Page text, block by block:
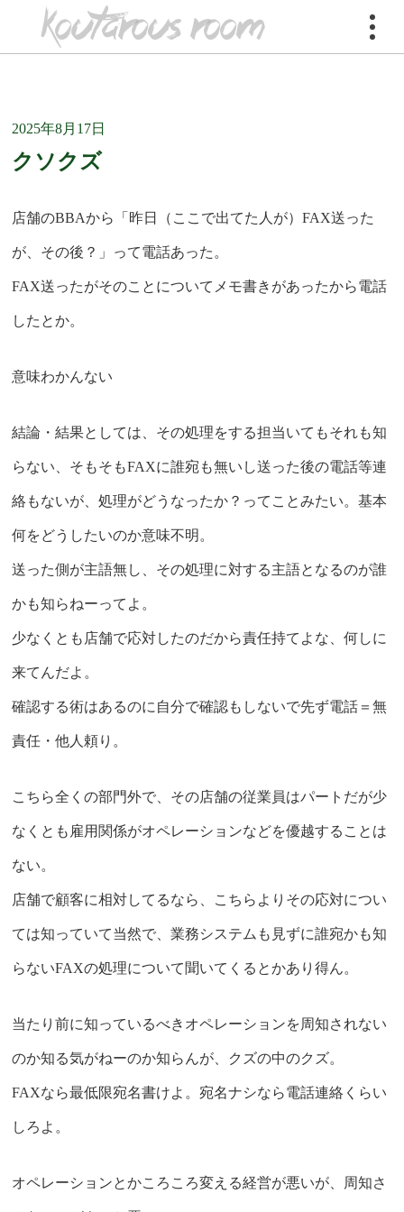
koutarous room
ブラック企業
クソクズ
2025年8月17日
店舗のBBAから「昨日（ここで出てた人が）FAX送った
が、その後？」って電話あった。
FAX送ったがそのことについてメモ書きがあったから電話
したとか。
意味わかんない
結論・結果としては、その処理をする担当いてもそれも知
らない、そもそもFAXに誰宛も無いし送った後の電話等連
絡もないが、処理がどうなったか？ってことみたい。基本
何をどうしたいのか意味不明。
送った側が主語無し、その処理に対する主語となるのが誰
かも知らねーってよ。
少なくとも店舗で応対したのだから責任持てよな、何しに
来てんだよ。
確認する術はあるのに自分で確認もしないで先ず電話＝無
責任・他人頼り。
こちら全くの部門外で、その店舗の従業員はパートだが少
なくとも雇用関係がオペレーションなどを優越することは
ない。
店舗で顧客に相対してるなら、こちらよりその応対につい
ては知っていて当然で、業務システムも見ずに誰宛かも知
らないFAXの処理について聞いてくるとかあり得ん。
当たり前に知っているべきオペレーションを周知されない
のか知る気がねーのか知らんが、クズの中のクズ。
FAXなら最低限宛名書けよ。宛名ナシなら電話連絡くらい
しろよ。
オペレーションとかころころ変える経営が悪いが、周知さ